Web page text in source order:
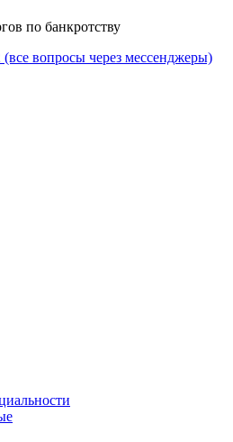
по банкротству
вопросы через мессенджеры)